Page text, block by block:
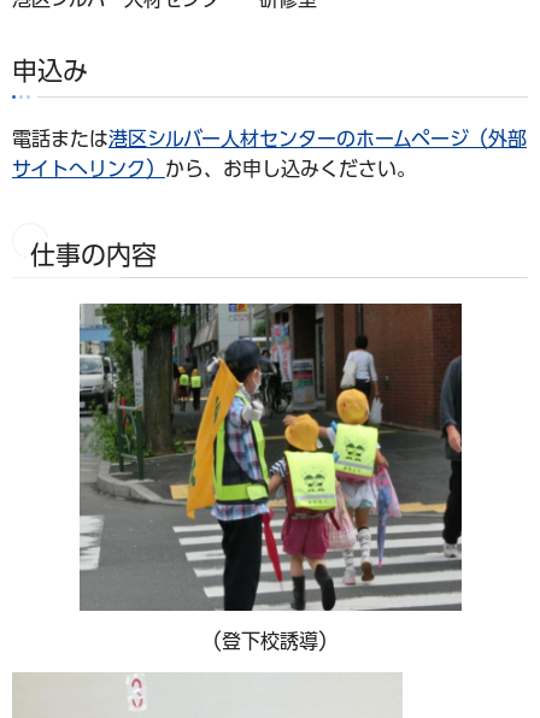
申込み
電話または港区シルバー人材センターのホームページ（外部
サイトへリンク） から、お申し込みください。
仕事の内容
（登下校誘導）